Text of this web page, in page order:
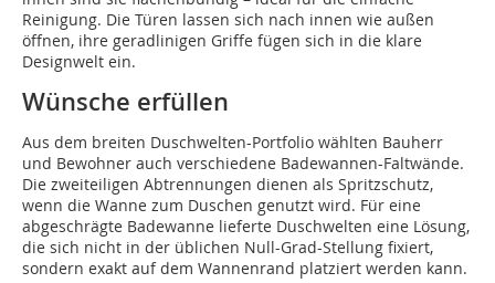
Reinigung. Die Türen lassen sich nach innen wie außen
öffnen, ihre geradlinigen Griffe fügen sich in die klare
Designwelt ein.
Wünsche erfüllen
Aus dem breiten Duschwelten-Portfolio wählten Bauherr
und Bewohner auch verschiedene Badewannen-Faltwände.
Die zweiteiligen Abtrennungen dienen als Spritzschutz,
wenn die Wanne zum Duschen genutzt wird. Für eine
abgeschrägte Badewanne lieferte Duschwelten eine Lösung,
die sich nicht in der üblichen Null-Grad-Stellung fixiert,
sondern exakt auf dem Wannenrand platziert werden kann.